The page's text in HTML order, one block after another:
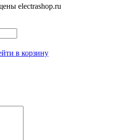
electrashop.ru
в корзину